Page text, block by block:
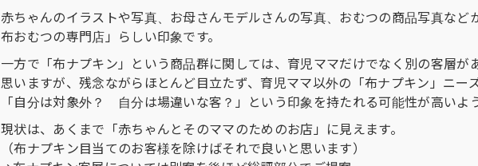
赤ちゃんのイラストや写真、お母さんモデルさんの写真、おむつの商品写真など
布おむつの専門店」らしい印象です。
一方で「布ナプキン」という商品群に関しては、育児ママだけでなく別の客層が
思いますが、残念ながらほとんど目立たず、育児ママ以外の「布ナプキン」ニー
「自分は対象外？ 自分は場違いな客？」という印象を持たれる可能性が高いよ
現状は、あくまで「赤ちゃんとそのママのためのお店」に見えます。
（布ナプキン目当てのお客様を除けばそれで良いと思います）